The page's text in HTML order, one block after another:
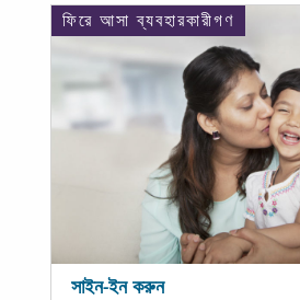
ফিরে আসা ব্যবহারকারীগণ
সাইন-ইন করুন